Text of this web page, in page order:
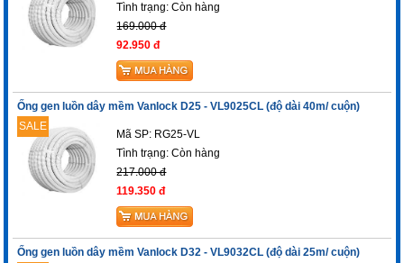
Tình trạng:Còn hàng
169.000 đ
92.950 đ
Ống gen luồn dây mềm Vanlock D25 - VL9025CL (độ dài 40m/ cuộn)
SALE
Mã SP: RG25-VL
Tình trạng:Còn hàng
217.000 đ
119.350 đ
Ống gen luồn dây mềm Vanlock D32 - VL9032CL (độ dài 25m/ cuộn)